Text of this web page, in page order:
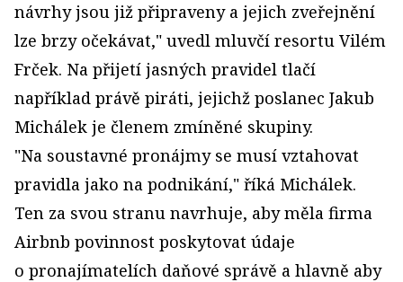
návrhy jsou již připraveny a jejich zveřejnění
lze brzy očekávat," uvedl mluvčí resortu Vilém
Frček. Na přijetí jasných pravidel tlačí
například právě piráti, jejichž poslanec Jakub
Michálek je členem zmíněné skupiny.
"Na soustavné pronájmy se musí vztahovat
pravidla jako na podnikání," říká Michálek.
Ten za svou stranu navrhuje, aby měla firma
Airbnb povinnost poskytovat údaje
o pronajímatelích daňové správě a hlavně aby